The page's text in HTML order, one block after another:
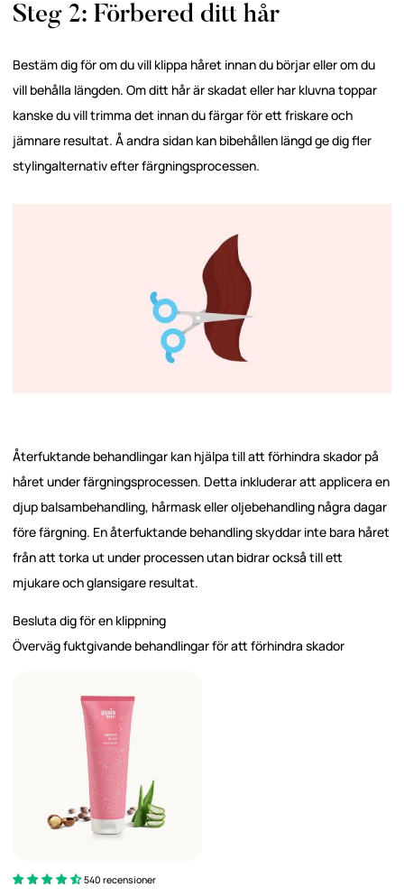
Steg 2: Förbered ditt hår
Bestäm dig för om du vill klippa håret innan du börjar eller om du
vill behålla längden. Om ditt hår är skadat eller har kluvna toppar
kanske du vill trimma det innan du färgar för ett friskare och
jämnare resultat. Å andra sidan kan bibehållen längd ge dig fler
stylingalternativ efter färgningsprocessen.
Återfuktande behandlingar kan hjälpa till att förhindra skador på
håret under färgningsprocessen. Detta inkluderar att applicera en
djup balsambehandling, hårmask eller oljebehandling några dagar
före färgning. En återfuktande behandling skyddar inte bara håret
från att torka ut under processen utan bidrar också till ett
mjukare och glansigare resultat.
Besluta dig för en klippning
Överväg fuktgivande behandlingar för att förhindra skador
540 recensioner